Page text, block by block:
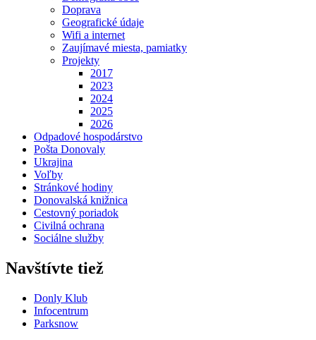
Doprava
Geografické údaje
Wifi a internet
Zaujímavé miesta, pamiatky
Projekty
2017
2023
2024
2025
2026
Odpadové hospodárstvo
Pošta Donovaly
Ukrajina
Voľby
Stránkové hodiny
Donovalská knižnica
Cestovný poriadok
Civilná ochrana
Sociálne služby
Navštívte tiež
Donly Klub
Infocentrum
Parksnow